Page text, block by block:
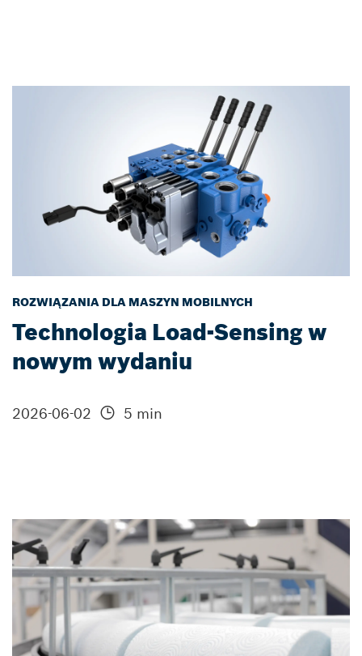
ROZWIĄZANIA DLA MASZYN MOBILNYCH
Technologia Load-Sensing w
nowym wydaniu
2026-06-02 5 min